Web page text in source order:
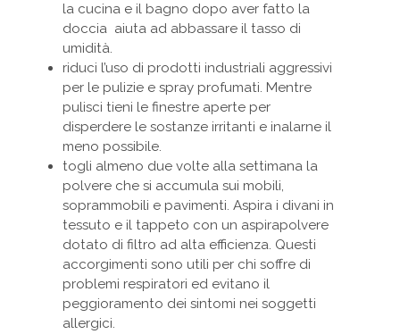
la cucina e il bagno dopo aver fatto la
doccia aiuta ad abbassare il tasso di
umidità.
riduci l’uso di prodotti industriali aggressivi
per le pulizie e spray profumati. Mentre
pulisci tieni le finestre aperte per
disperdere le sostanze irritanti e inalarne il
meno possibile.
togli almeno due volte alla settimana la
polvere che si accumula sui mobili,
soprammobili e pavimenti. Aspira i divani in
tessuto e il tappeto con un aspirapolvere
dotato di filtro ad alta efficienza. Questi
accorgimenti sono utili per chi soffre di
problemi respiratori ed evitano il
peggioramento dei sintomi nei soggetti
allergici.